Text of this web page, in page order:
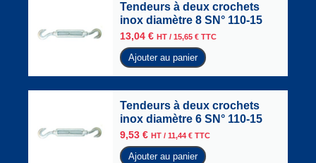
Tendeurs à deux crochets
inox diamètre 8 SN° 110-15
13,04 € HT / 15,65 € TTC
Ajouter au panier
Tendeurs à deux crochets
inox diamètre 6 SN° 110-15
9,53 € HT / 11,44 € TTC
Ajouter au panier